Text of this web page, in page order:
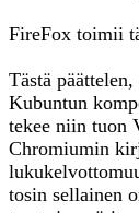
FireFox toimii
Tästä
Kubuntun
tekee niin tuon
Chromiumin
tosin sellainen